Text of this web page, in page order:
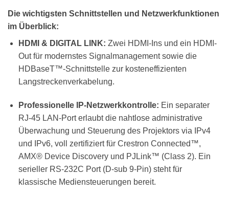
Die wichtigsten Schnittstellen und Netzwerkfunktionen
im Überblick:
HDMI & DIGITAL LINK: Zwei HDMI-Ins und ein HDMI-
Out für modernstes Signalmanagement sowie die
HDBaseT™-Schnittstelle zur kosteneffizienten
Langstreckenverkabelung.
Professionelle IP-Netzwerkkontrolle: Ein separater
RJ-45 LAN-Port erlaubt die nahtlose administrative
Überwachung und Steuerung des Projektors via IPv4
und IPv6, voll zertifiziert für Crestron Connected™,
AMX® Device Discovery und PJLink™ (Class 2). Ein
serieller RS-232C Port (D-sub 9-Pin) steht für
klassische Mediensteuerungen bereit.